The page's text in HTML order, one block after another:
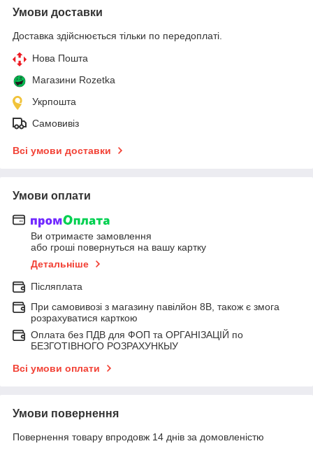
Умови доставки
Доставка здійснюється тільки по передоплаті.
Нова Пошта
Магазини Rozetka
Укрпошта
Самовивіз
Всі умови доставки
Умови оплати
Ви отримаєте замовлення
або гроші повернуться на вашу картку
Детальніше
Післяплата
При самовивозі з магазину павілйон 8В, також є змога
розрахуватися карткою
Оплата без ПДВ для ФОП та ОРГАНІЗАЦІЙ по
БЕЗГОТІВНОГО РОЗРАХУНКЫУ
Всі умови оплати
Умови повернення
Повернення товару впродовж 14 днів за домовленістю